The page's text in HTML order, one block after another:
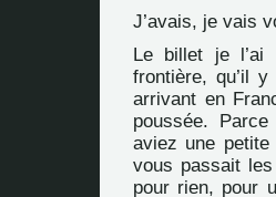
J’avais, je vais
Le billet je
frontière, qu’il
arrivant en
poussée.
aviez une
vous passait
pour rien, pour